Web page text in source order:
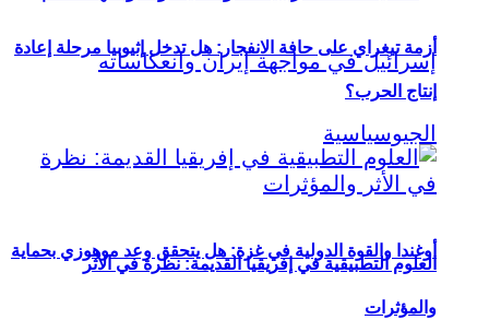
أوغندا والقوة الدولية في غزة: هل يتحقق وعد موهوزي بحماية
أزمة تيغراي على حافة الانفجار: هل تدخل إثيوبيا مرحلة إعادة
إنتاج الحرب؟
العلوم التطبيقية في إفريقيا القديمة: نظرة في الأثر
والمؤثرات